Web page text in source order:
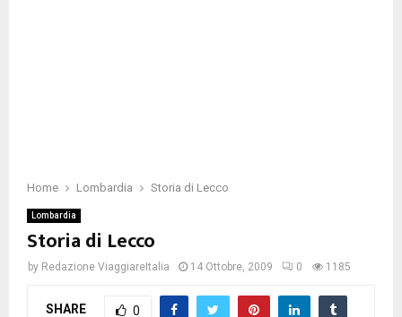
Home Lombardia Storia di Lecco
Lombardia
Storia di Lecco
by Redazione ViaggiareItalia 14 Ottobre, 2009 0 1185
SHARE 0